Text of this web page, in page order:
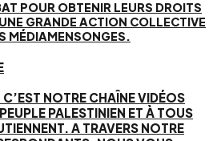
POUR OBTENIR LEURS DROITS
GRANDE ACTION COLLECTIVE
MÉDIAMENSONGES.
NOTRE CHAÎNE VIDÉOS
PALESTINIEN ET À TOUS
A TRAVERS NOTRE